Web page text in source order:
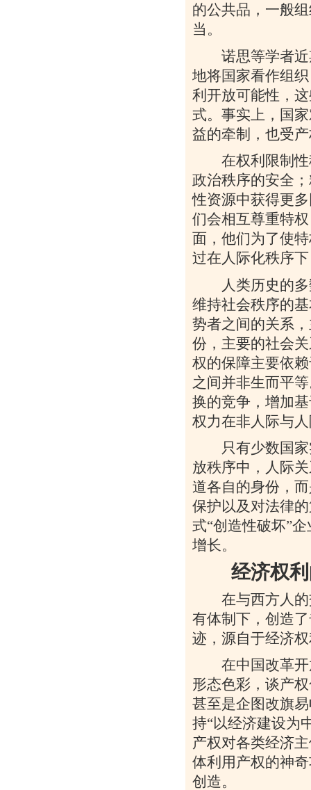
的公共品，一般
当。
诺思等学者近
地将国家看作组
利开放可能性，
式。事实上，国
益的牵制，也受
在权利限制性
政治秩序的安全
性资源中获得更
们会相互尊重特
面，他们为了使
过在人际化秩序
人类历史的多
维持社会秩序的
势者之间的关系
份，主要的社会
权的保障主要依
之间并非生而平
换的竞争，增加
权力在非人际与
只有少数国家
放秩序中，人际
道各自的身份，
保护以及对法律
式“创造性破坏”
增长。
经济权利
在与西方人的
有体制下，创造
迹，源自于经济
在中国改革开
形态色彩，谈产
甚至是企图改旗
持“以经济建设为
产权对各类经济
体利用产权的神
创造。